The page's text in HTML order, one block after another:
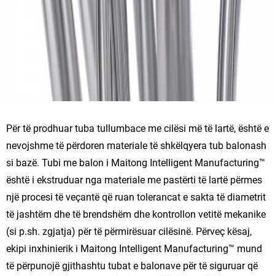
Për të prodhuar tuba tullumbace me cilësi më të lartë, është e
nevojshme të përdoren materiale të shkëlqyera tub balonash
si bazë. Tubi me balon i Maitong Intelligent Manufacturing™
është i ekstruduar nga materiale me pastërti të lartë përmes
një procesi të veçantë që ruan tolerancat e sakta të diametrit
të jashtëm dhe të brendshëm dhe kontrollon vetitë mekanike
(si p.sh. zgjatja) për të përmirësuar cilësinë. Përveç kësaj,
ekipi inxhinierik i Maitong Intelligent Manufacturing™ mund
të përpunojë gjithashtu tubat e balonave për të siguruar që